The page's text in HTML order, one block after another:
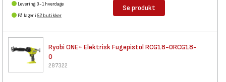
Levering 0-1 hverdage
På lager i 52 butikker
Se produkt
Ryobi ONE+ ElektriskFugepistol RCG18-0RCG18-
0
287322